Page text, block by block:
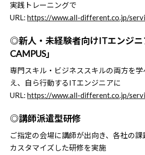
実践トレーニングで
URL: https://www.all-different.co.jp/
◎新人・未経験者向けITエンジ
CAMPUS」
専門スキル・ビジネススキルの両方を
え、自ら行動するITエンジニアに
URL: https://www.all-different.co.jp/
◎講師派遣型研修
ご指定の会場に講師が出向き、各社の
カスタマイズした研修を実施